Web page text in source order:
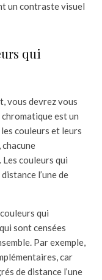
un contraste visuel
qui
vous devrez vous
est un
couleurs et leurs
couleurs qui
l’une de
qui
sont censées
Par exemple,
car
de distance l’une